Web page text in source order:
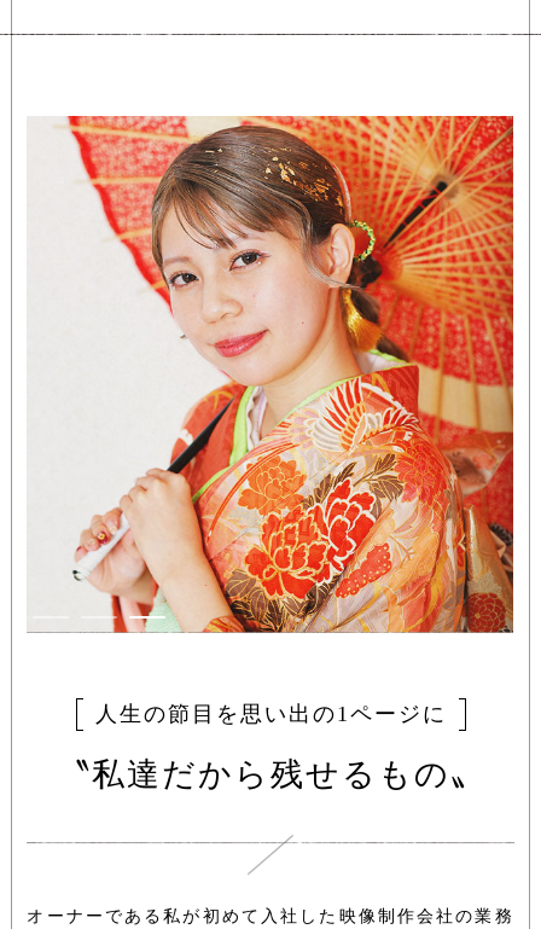
人生の節目を思い出の1ページに
〝私達だから残せるもの〟
オーナーである私が初めて入社した映像制作会社の業務